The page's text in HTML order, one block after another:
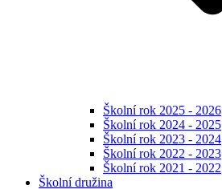
Školní rok 2025 - 2026
Školní rok 2024 - 2025
Školní rok 2023 - 2024
Školní rok 2022 - 2023
Školní rok 2021 - 2022
Školní družina